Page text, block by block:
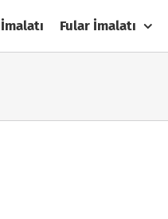
Fular İmalatı